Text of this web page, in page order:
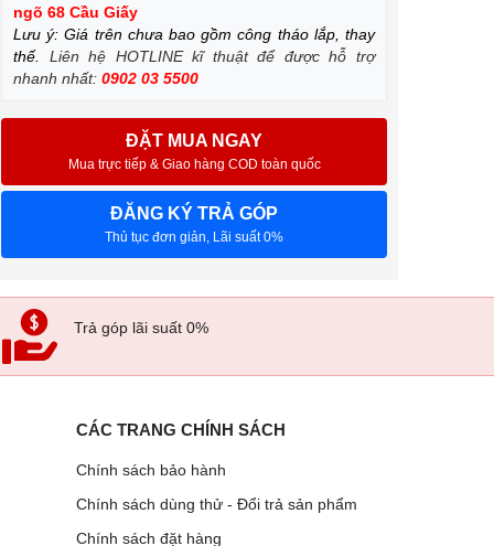
ngõ 68 Cầu Giấy
Lưu ý: Giá trên chưa bao gồm công tháo lắp, thay
thế. Liên hệ HOTLINE kĩ thuật để được hỗ trợ
nhanh nhất: 0902 03 5500
ĐẶT MUA NGAY
Mua trực tiếp & Giao hàng COD toàn quốc
ĐĂNG KÝ TRẢ GÓP
Thủ tục đơn giản, Lãi suất 0%
Trả góp lãi suất 0%
CÁC TRANG CHÍNH SÁCH
Chính sách bảo hành
Chính sách dùng thử - Đổi trả sản phẩm
Chính sách đặt hàng